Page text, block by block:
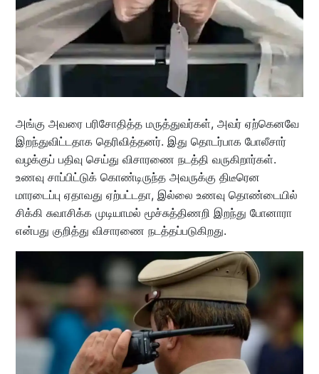
அங்கு அவரை பரிசோதித்த மருத்துவர்கள், அவர் ஏற்கெனவே
இறந்துவிட்டதாக தெரிவித்தனர். இது தொடர்பாக போலீசார்
வழக்குப் பதிவு செய்து விசாரணை நடத்தி வருகிறார்கள்.
உணவு சாப்பிட்டுக் கொண்டிருந்த அவருக்கு திடீரென
மாரடைப்பு ஏதாவது ஏற்பட்டதா, இல்லை உணவு தொண்டையில்
சிக்கி சுவாசிக்க முடியாமல் மூச்சுத்திணறி இறந்து போனாரா
என்பது குறித்து விசாரணை நடத்தப்படுகிறது.